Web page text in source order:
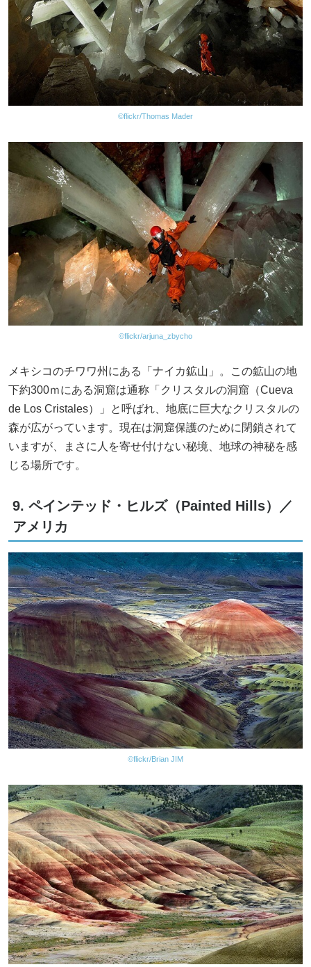
©flickr/Thomas Mader
©flickr/arjuna_zbycho
メキシコのチワワ州にある「ナイカ鉱山」。この鉱山の地
下約300ｍにある洞窟は通称「クリスタルの洞窟（Cueva
de Los Cristales）」と呼ばれ、地底に巨大なクリスタルの
森が広がっています。現在は洞窟保護のために閉鎖されて
いますが、まさに人を寄せ付けない秘境、地球の神秘を感
じる場所です。
9. ペインテッド・ヒルズ（Painted Hills）／
アメリカ
©flickr/Brian JIM